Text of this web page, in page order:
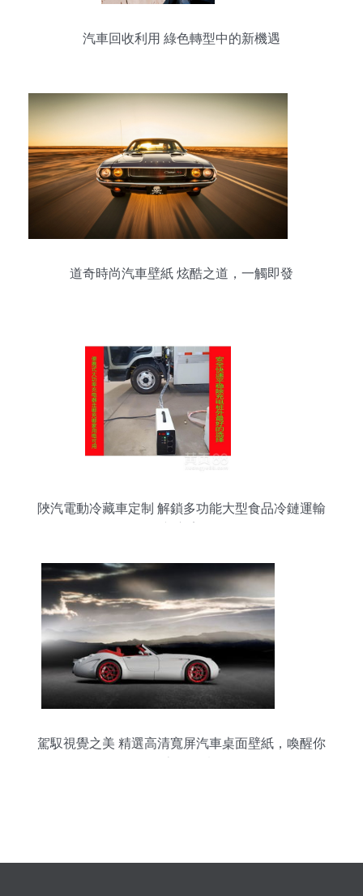
汽車回收利用 綠色轉型中的新機遇
道奇時尚汽車壁紙 炫酷之道，一觸即發
陜汽電動冷藏車定制 解鎖多功能大型食品冷鏈運輸
駕馭視覺之美 精選高清寬屏汽車桌面壁紙，喚醒你